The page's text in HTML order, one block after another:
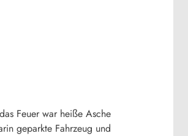
Feuer war heiße Asche
geparkte Fahrzeug und